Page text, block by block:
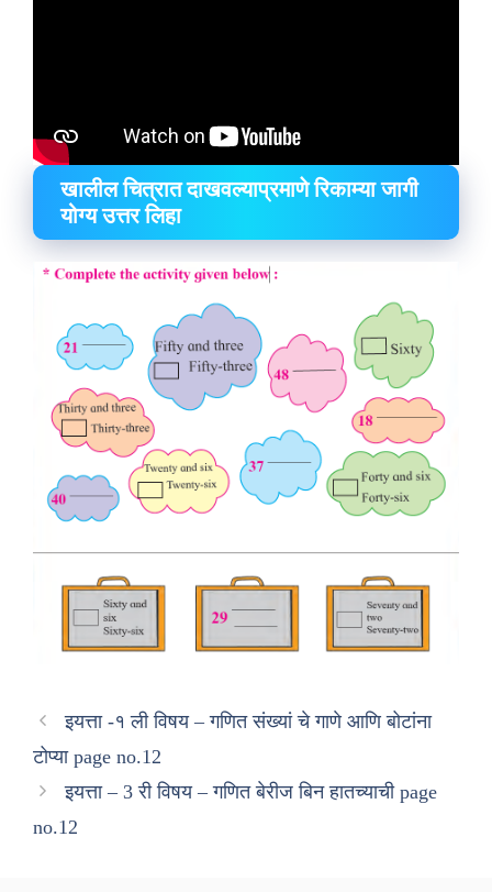
खालील चित्रात दाखवल्याप्रमाणे रिकाम्या जागी
योग्य उत्तर लिहा
इयत्ता -१ ली विषय – गणित संख्यां चे गाणे आणि बोटांना
टोप्या page no.12
इयत्ता – 3 री विषय – गणित बेरीज बिन हातच्याची page
no.12